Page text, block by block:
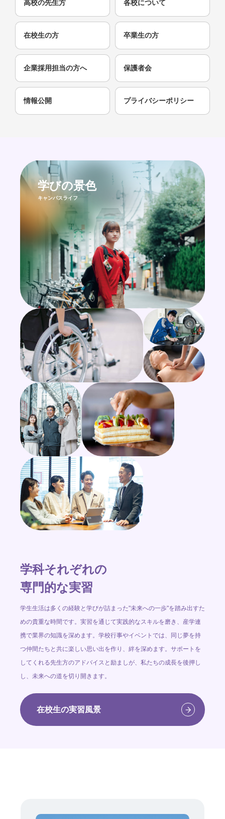
高校の先生方 各校について
在校生の方 卒業生の方
企業採用担当の方へ 保護者会
情報公開 プライバシーポリシー
学びの景色
キャンパスライフ
学科それぞれの
専門的な実習
学生生活は多くの経験と学びが詰まった"未来への一歩"を踏み出すた
めの貴重な時間です。実習を通じて実践的なスキルを磨き、産学連
携で業界の知識を深めます。学校行事やイベントでは、同じ夢を持
つ仲間たちと共に楽しい思い出を作り、絆を深めます。サポートを
してくれる先生方のアドバイスと励ましが、私たちの成長を後押し
し、未来への道を切り開きます。
在校生の実習風景